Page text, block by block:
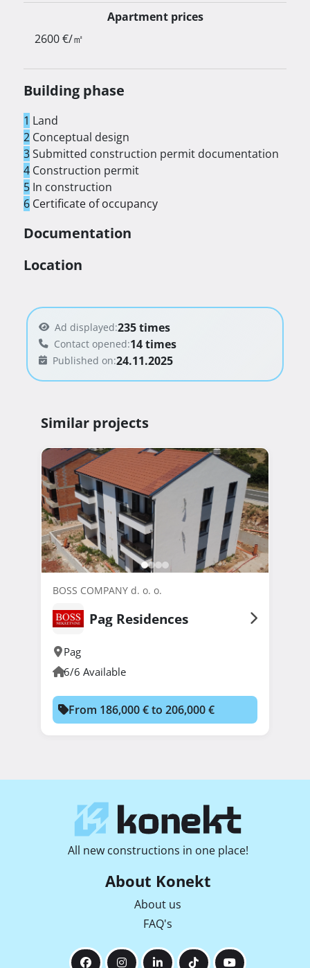
Apartment prices
2600 €/㎡
Building phase
1 Land
2Conceptual design
3Submitted construction permit documentation
4Construction permit
5In construction
6Certificate of occupancy
Documentation
Location
Ad displayed:235 times
Contact opened:14 times
Published on:24.11.2025
Similar projects
BOSS COMPANY d. o. o.
Pag Residences
Pag
6/6 Available
From 186,000 € to 206,000 €
All new constructions in one place!
About Konekt
About us
FAQ's